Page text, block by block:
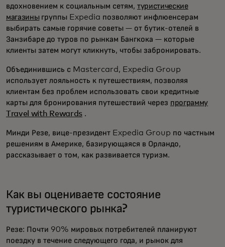
вдохновением к социальным сетям, туристические
магазиныгруппы Expedia позволяют инфлюенсерам
выбирать самые горячие советы — от бутик-отелей в
Занзибаре до туров по рынкам Бангкока — которые
клиенты затем могут кликнуть, чтобы забронировать.
Объединившись с Mastercard, Expedia Group
использует лояльность к путешествиям, позволяя
клиентам без проблем использовать свои кредитные
карты для бронирования путешествий через программу
Travel with Rewards.
Минди Резе, вице-президент Expedia Group по частным
решениям в Америке, базирующаяся в Орландо,
рассказывает о том, как развивается туризм.
Как вы оцениваете состояние
туристического рынка?
Резе: Почти 90% мировых потребителей планируют
поездку в течение следующего года, и рынок для